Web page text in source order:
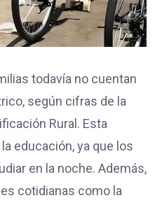
todavía no cuentan
según cifras de la
Rural. Esta
educación, ya que los
en la noche. Además,
cotidianas como la